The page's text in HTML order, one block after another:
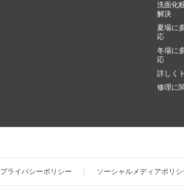
洗面化
解決
夏場に
応
冬場に
応
詳しく
修理に
プライバシーポリシー ソーシャルメディアポリシ